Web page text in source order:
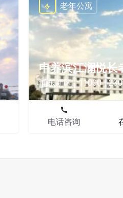
申养滨江澜悦长
浦东新区 11000 -
老年公寓
电话咨询